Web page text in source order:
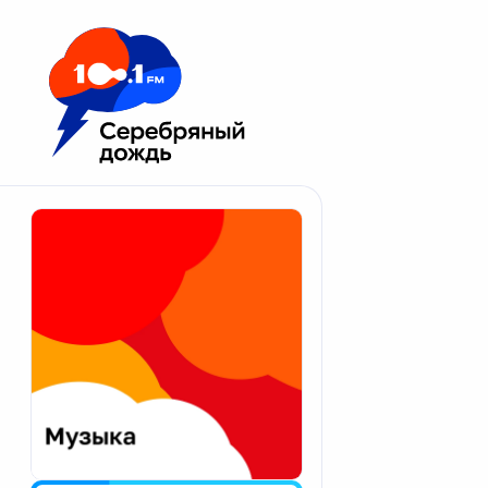
Москва 100.1 FM
Апатиты
Екатеринбург
Калининград
Калуга